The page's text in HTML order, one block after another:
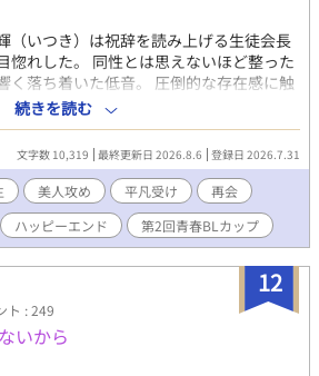
（いつき）は祝辞を読み上げる生徒会長
れした。 同性とは思えないほど整った
く落ち着いた低音。 圧倒的な存在感に触
徒会役員になった。 あと一週間で奏ら三
の放課後。 意を決して告白するも玉砕し
からも仲良くして』と言われる。 その
大学を受け、無事に合格した。 サークル
すれ違った気がして慌てて呼び止め
入ったその人は一輝の記憶の中と変わら
を付けた奏だった。 高校時代は男女共
し本性は口が悪い美人男子。 ──大学で
う一度動き出す。
続きを読む
文字数 10,319 最終更新日 2026.8.6 登録日 2026.7.31
美人攻め 平凡受け
再会
ハッピーエンド 第2回青春BLカップ
12
ト : 249
いから